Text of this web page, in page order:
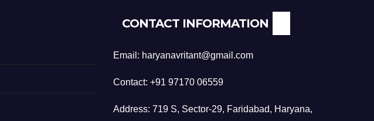
CONTACT INFORMATION
Email: haryanavritant@gmail.com
Contact: +91 97170 06559
Address: 719 S, Sector-29, Faridabad, Haryana,